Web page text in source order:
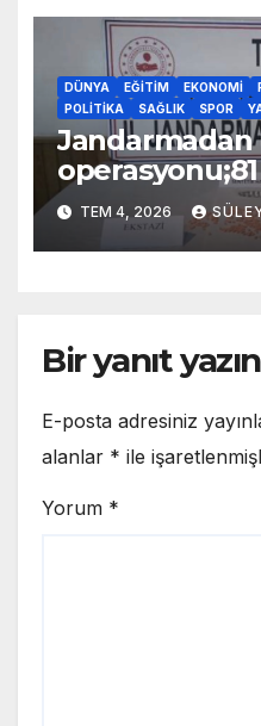
DÜNYA EĞITIM EKONOMI
POLITIKA
SAĞLIK SPOR
tutuklama
TEM 4, 2026
Bir yanıt yazın
E-posta adresiniz
alanlar * ile
Yorum *